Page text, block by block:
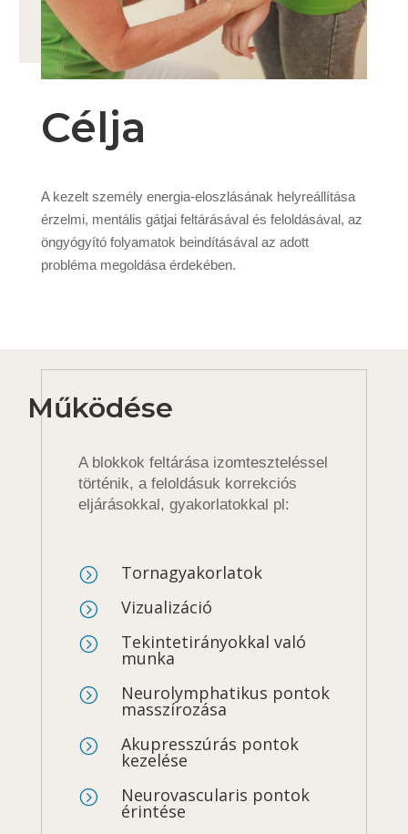
Célja
A kezelt személy energia-eloszlásának helyreállítása
érzelmi, mentális gátjai feltárásával és feloldásával, az
öngyógyító folyamatok beindításával az adott
probléma megoldása érdekében.
Működése
A blokkok feltárása izomteszteléssel
történik, a feloldásuk korrekciós
eljárásokkal, gyakorlatokkal pl:
= Tornagyakorlatok
= Vizualizáció
= Tekintetirányokkal való
munka
= Neurolymphatikus pontok
masszírozása
= Akupresszúrás pontok
kezelése
= Neurovascularis pontok
érintése